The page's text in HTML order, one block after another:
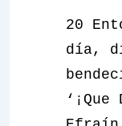
20
día,